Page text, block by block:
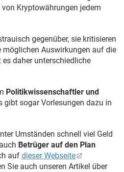
Kryptowährungen jedem
gegenüber, sie kritisieren
möglichen Auswirkungen auf die
daher unterschiedliche
Politikwissenschaftler und
gibt sogar Vorlesungen dazu in
Umständen schnell viel Geld
Betrüger auf den Plan
auf dieser Webseite
Sie auch unseren Artikel über